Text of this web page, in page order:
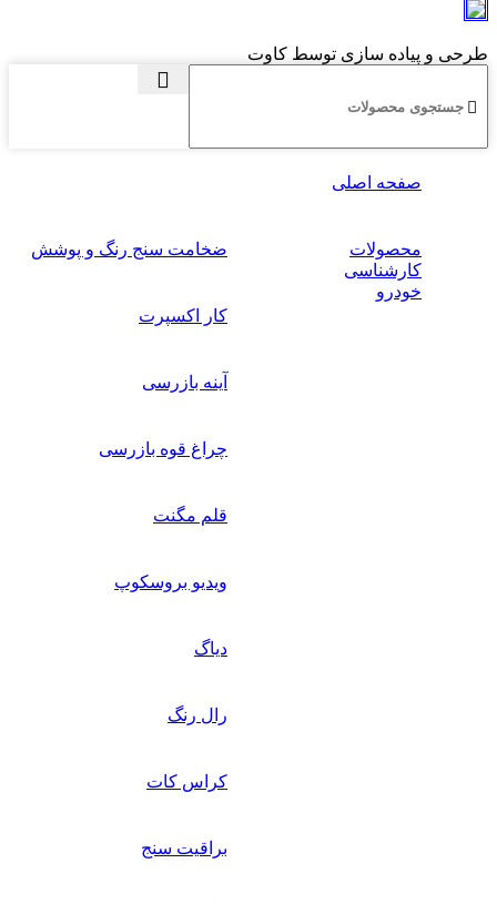
طرحی و پیاده سازی توسط کاوت
صفحه اصلی
محصولات
کارشناسی
خودرو
ضخامت سنج رنگ و پوشش
کار اکسپرت
آینه بازرسی
چراغ قوه بازرسی
قلم مگنت
ویدیو بروسکوپ
دیاگ
رال رنگ
کراس کات
براقیت سنج